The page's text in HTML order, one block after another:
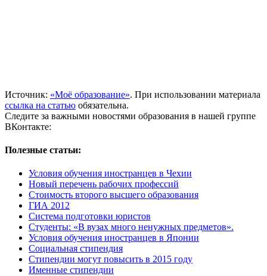
Источник: «Моё образование». При использовании материала
ссылка на статью обязательна.
Следите за важными новостями образования в нашей группе
ВКонтакте:
Полезные статьи:
Условия обучения иностранцев в Чехии
Новый перечень рабочих профессий
Стоимость второго высшего образования
ГИА 2012
Система подготовки юристов
Студенты: «В вузах много ненужных предметов».
Условия обучения иностранцев в Японии
Социальная стипендия
Стипендии могут повысить в 2015 году
Именные стипендии